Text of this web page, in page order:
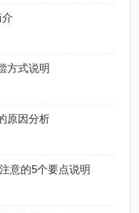
方式说明
原因分析
意的5个要点说明